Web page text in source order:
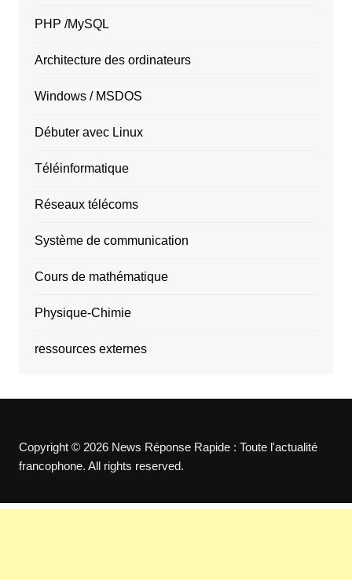
PHP /MySQL
Architecture des ordinateurs
Windows / MSDOS
Débuter avec Linux
Téléinformatique
Réseaux télécoms
Système de communication
Cours de mathématique
Physique-Chimie
ressources externes
Copyright © 2026 News Réponse Rapide : Toute l'actualité
francophone. All rights reserved.